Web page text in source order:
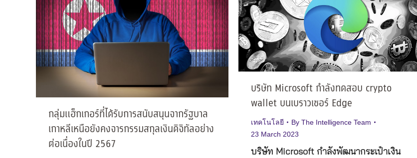
กลุ่มแฮ็กเกอร์ที่ได้รับการสนับสนุนจากรัฐบาล
เกาหลีเหนือยังคงจารกรรมสกุลเงินดิจิทัลอย่าง
ต่อเนื่องในปี 2567
บริษัท Microsoft กำลังทดสอบ crypto
wallet บนเบราวเซอร์ Edge
เทคโนโลยี By The Intelligence Team
23 March 2023
บริษัท Microsoft กำลังพัฒนากระเป๋าเงิน